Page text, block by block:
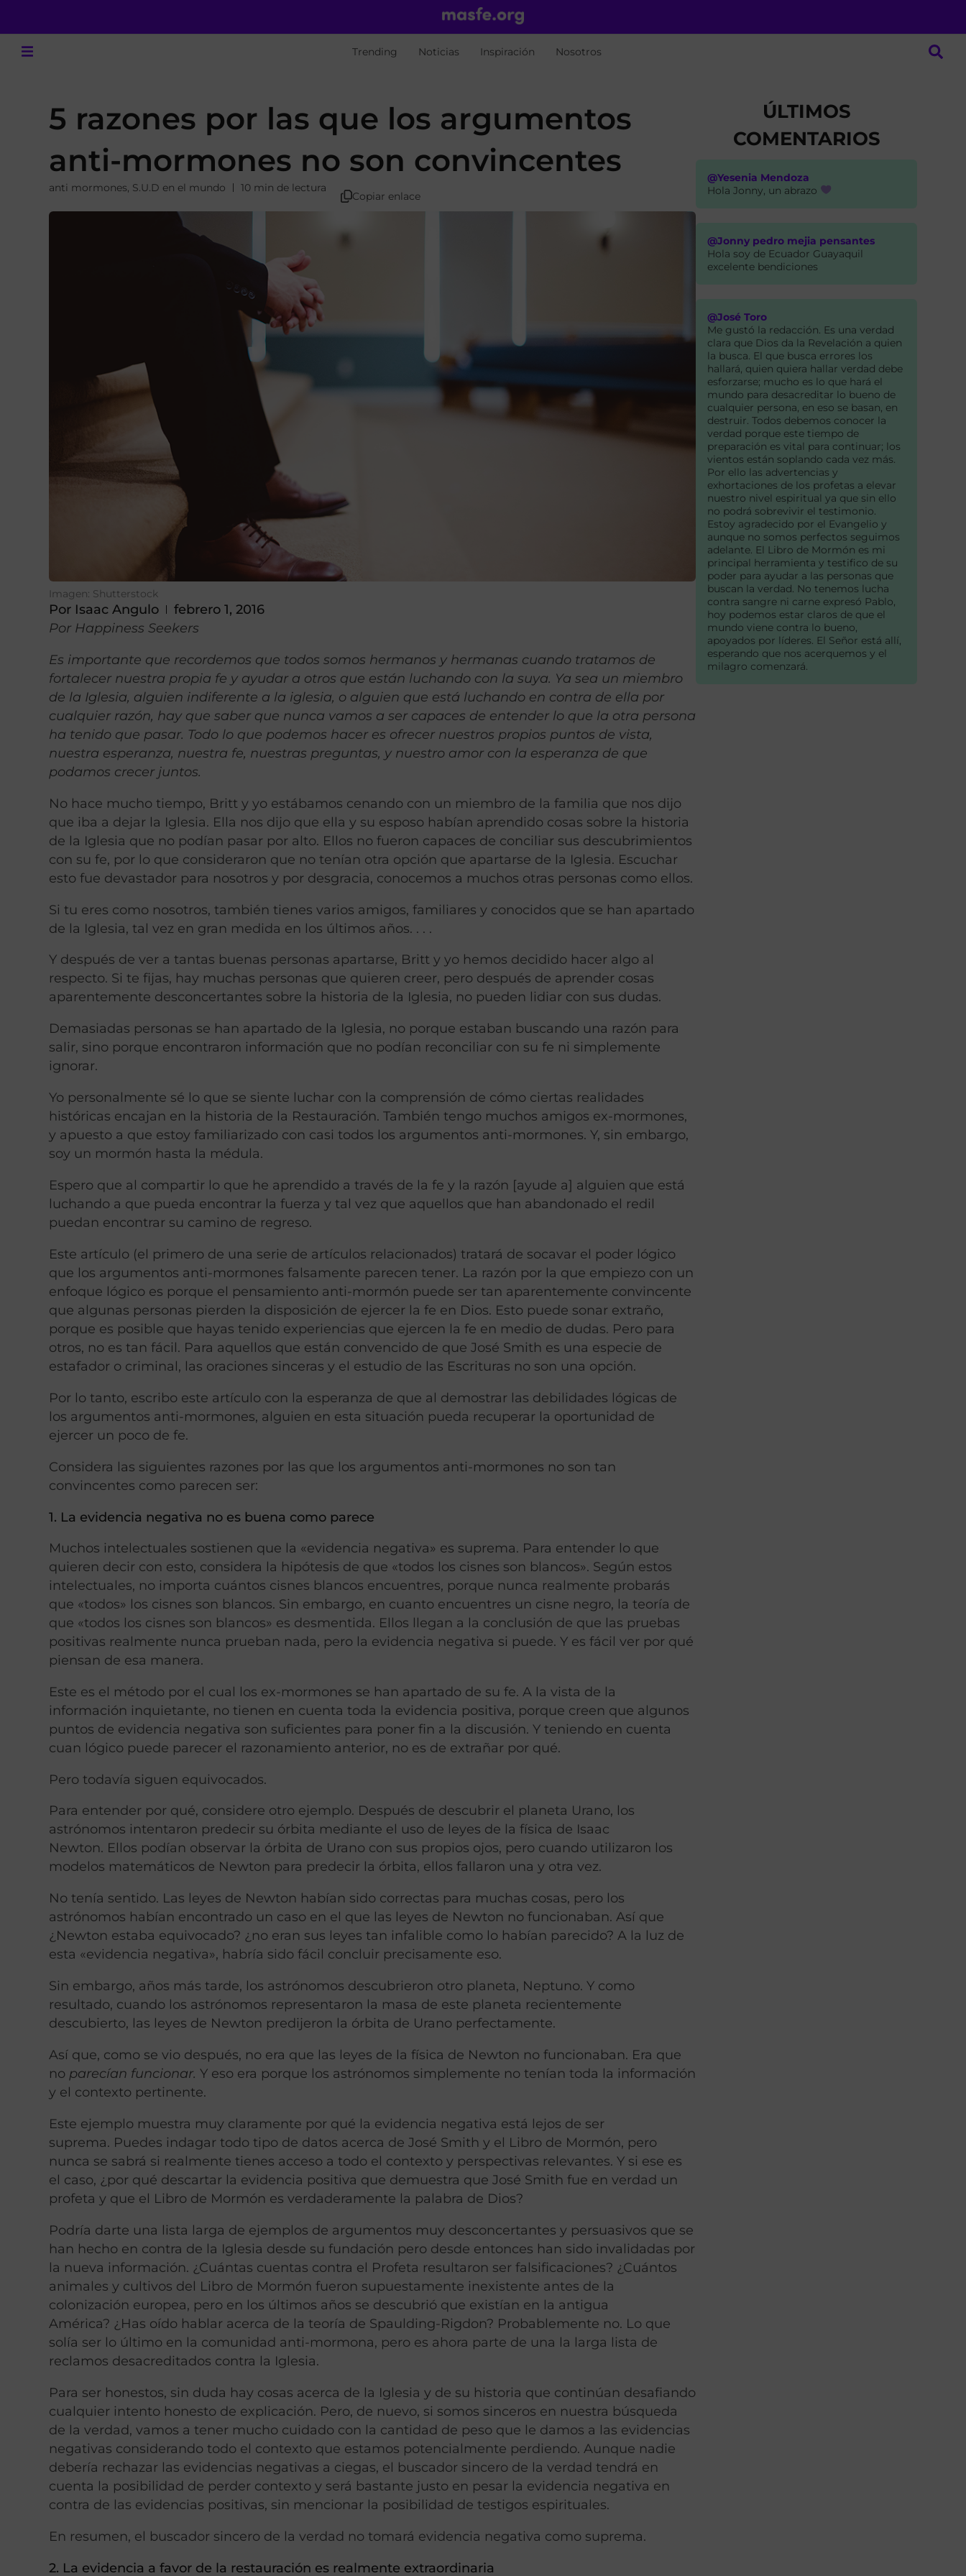
Trending Noticias Inspiración Nosotros
5 razones por las que los argumentos
anti-mormones no son convincentes
anti mormones, S.U.D en el mundo 10 min de lectura
Copiar enlace
Imagen: Shutterstock
Por Isaac Angulo
febrero 1, 2016
Por Happiness Seekers
Es importante que recordemos que todos somos hermanos y hermanas cuando tratamos de
fortalecer nuestra propia fe y ayudar a otros que están luchando con la suya. Ya sea un miembro
de la Iglesia, alguien indiferente a la iglesia, o alguien que está luchando en contra de ella por
cualquier razón, hay que saber que nunca vamos a ser capaces de entender lo que la otra persona
ha tenido que pasar. Todo lo que podemos hacer es ofrecer nuestros propios puntos de vista,
nuestra esperanza, nuestra fe, nuestras preguntas, y nuestro amor con la esperanza de que
podamos crecer juntos.
No hace mucho tiempo, Britt y yo estábamos cenando con un miembro de la familia que nos dijo
que iba a dejar la Iglesia. Ella nos dijo que ella y su esposo habían aprendido cosas sobre la historia
de la Iglesia que no podían pasar por alto. Ellos no fueron capaces de conciliar sus descubrimientos
con su fe, por lo que consideraron que no tenían otra opción que apartarse de la Iglesia. Escuchar
esto fue devastador para nosotros y por desgracia, conocemos a muchos otras personas como ellos.
Si tu eres como nosotros, también tienes varios amigos, familiares y conocidos que se han apartado
de la Iglesia, tal vez en gran medida en los últimos años. . . .
Y después de ver a tantas buenas personas apartarse, Britt y yo hemos decidido hacer algo al
respecto. Si te fijas, hay muchas personas que quieren creer, pero después de aprender cosas
aparentemente desconcertantes sobre la historia de la Iglesia, no pueden lidiar con sus dudas.
Demasiadas personas se han apartado de la Iglesia, no porque estaban buscando una razón para
salir, sino porque encontraron información que no podían reconciliar con su fe ni simplemente
ignorar.
Yo personalmente sé lo que se siente luchar con la comprensión de cómo ciertas realidades
históricas encajan en la historia de la Restauración. También tengo muchos amigos ex-mormones,
y apuesto a que estoy familiarizado con casi todos los argumentos anti-mormones. Y, sin embargo,
soy un mormón hasta la médula.
Espero que al compartir lo que he aprendido a través de la fe y la razón [ayude a] alguien que está
luchando a que pueda encontrar la fuerza y tal vez que aquellos que han abandonado el redil
puedan encontrar su camino de regreso.
Este artículo (el primero de una serie de artículos relacionados) tratará de socavar el poder lógico
que los argumentos anti-mormones falsamente parecen tener. La razón por la que empiezo con un
enfoque lógico es porque el pensamiento anti-mormón puede ser tan aparentemente convincente
que algunas personas pierden la disposición de ejercer la fe en Dios. Esto puede sonar extraño,
porque es posible que hayas tenido experiencias que ejercen la fe en medio de dudas. Pero para
otros, no es tan fácil. Para aquellos que están convencido de que José Smith es una especie de
estafador o criminal, las oraciones sinceras y el estudio de las Escrituras no son una opción.
Por lo tanto, escribo este artículo con la esperanza de que al demostrar las debilidades lógicas de
los argumentos anti-mormones, alguien en esta situación pueda recuperar la oportunidad de
ejercer un poco de fe.
Considera las siguientes razones por las que los argumentos anti-mormones no son tan
convincentes como parecen ser:
1. La evidencia negativa no es buena como parece
Muchos intelectuales sostienen que la «evidencia negativa» es suprema. Para entender lo que
quieren decir con esto, considera la hipótesis de que «todos los cisnes son blancos». Según estos
intelectuales, no importa cuántos cisnes blancos encuentres, porque nunca realmente probarás
que «todos» los cisnes son blancos. Sin embargo, en cuanto encuentres un cisne negro, la teoría de
que «todos los cisnes son blancos» es desmentida. Ellos llegan a la conclusión de que las pruebas
positivas realmente nunca prueban nada, pero la evidencia negativa si puede. Y es fácil ver por qué
piensan de esa manera.
Este es el método por el cual los ex-mormones se han apartado de su fe. A la vista de la
información inquietante, no tienen en cuenta toda la evidencia positiva, porque creen que algunos
puntos de evidencia negativa son suficientes para poner fin a la discusión. Y teniendo en cuenta
cuan lógico puede parecer el razonamiento anterior, no es de extrañar por qué.
Pero todavía siguen equivocados.
Para entender por qué, considere otro ejemplo. Después de descubrir el planeta Urano, los
astrónomos intentaron predecir su órbita mediante el uso de leyes de la física de Isaac
Newton. Ellos podían observar la órbita de Urano con sus propios ojos, pero cuando utilizaron los
modelos matemáticos de Newton para predecir la órbita, ellos fallaron una y otra vez.
No tenía sentido. Las leyes de Newton habían sido correctas para muchas cosas, pero los
astrónomos habían encontrado un caso en el que las leyes de Newton no funcionaban. Así que
¿Newton estaba equivocado? ¿no eran sus leyes tan infalible como lo habían parecido? A la luz de
esta «evidencia negativa», habría sido fácil concluir precisamente eso.
Sin embargo, años más tarde, los astrónomos descubrieron otro planeta, Neptuno. Y como
resultado, cuando los astrónomos representaron la masa de este planeta recientemente
descubierto, las leyes de Newton predijeron la órbita de Urano perfectamente.
Así que, como se vio después, no era que las leyes de la física de Newton no funcionaban. Era que
no parecían funcionar. Y eso era porque los astrónomos simplemente no tenían toda la información
y el contexto pertinente.
Este ejemplo muestra muy claramente por qué la evidencia negativa está lejos de ser
suprema. Puedes indagar todo tipo de datos acerca de José Smith y el Libro de Mormón, pero
nunca se sabrá si realmente tienes acceso a todo el contexto y perspectivas relevantes. Y si ese es
el caso, ¿por qué descartar la evidencia positiva que demuestra que José Smith fue en verdad un
profeta y que el Libro de Mormón es verdaderamente la palabra de Dios?
Podría darte una lista larga de ejemplos de argumentos muy desconcertantes y persuasivos que se
han hecho en contra de la Iglesia desde su fundación pero desde entonces han sido invalidadas por
la nueva información. ¿Cuántas cuentas contra el Profeta resultaron ser falsificaciones? ¿Cuántos
animales y cultivos del Libro de Mormón fueron supuestamente inexistente antes de la
colonización europea, pero en los últimos años se descubrió que existían en la antigua
América? ¿Has oído hablar acerca de la teoría de Spaulding-Rigdon? Probablemente no. Lo que
solía ser lo último en la comunidad anti-mormona, pero es ahora parte de una la larga lista de
reclamos desacreditados contra la Iglesia.
Para ser honestos, sin duda hay cosas acerca de la Iglesia y de su historia que continúan desafiando
cualquier intento honesto de explicación. Pero, de nuevo, si somos sinceros en nuestra búsqueda
de la verdad, vamos a tener mucho cuidado con la cantidad de peso que le damos a las evidencias
negativas considerando todo el contexto que estamos potencialmente perdiendo. Aunque nadie
debería rechazar las evidencias negativas a ciegas, el buscador sincero de la verdad tendrá en
cuenta la posibilidad de perder contexto y será bastante justo en pesar la evidencia negativa en
contra de las evidencias positivas, sin mencionar la posibilidad de testigos espirituales.
En resumen, el buscador sincero de la verdad no tomará evidencia negativa como suprema.
2. La evidencia a favor de la restauración es realmente extraordinaria
ÚLTIMOS
COMENTARIOS
@Yesenia Mendoza
Hola Jonny, un abrazo
@Jonny pedro mejia pensantes
Hola soy de Ecuador Guayaquil
excelente bendiciones
@José Toro
Me gustó la redacción. Es una verdad
clara que Dios da la Revelación a quien
la busca. El que busca errores los
hallará, quien quiera hallar verdad debe
esforzarse; mucho es lo que hará el
mundo para desacreditar lo bueno de
cualquier persona, en eso se basan, en
destruir. Todos debemos conocer la
verdad porque este tiempo de
preparación es vital para continuar; los
vientos están soplando cada vez más.
Por ello las advertencias y
exhortaciones de los profetas a elevar
nuestro nivel espiritual ya que sin ello
no podrá sobrevivir el testimonio.
Estoy agradecido por el Evangelio y
aunque no somos perfectos seguimos
adelante. El Libro de Mormón es mi
principal herramienta y testifico de su
poder para ayudar a las personas que
buscan la verdad. No tenemos lucha
contra sangre ni carne expresó Pablo,
hoy podemos estar claros de que el
mundo viene contra lo bueno,
apoyados por líderes. El Señor está allí,
esperando que nos acerquemos y el
milagro comenzará.